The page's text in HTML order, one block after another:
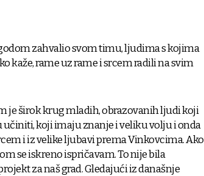
zahvalio svom timu, ljudima s kojima
kaže, rame uz rame i srcem radili na svim
je širok krug mladih, obrazovanih ljudi koji
koji imaju znanje i veliku volju i onda
i iz velike ljubavi prema Vinkovcima. Ako
se iskreno ispričavam. To nije bila
za naš grad. Gledajući iz današnje